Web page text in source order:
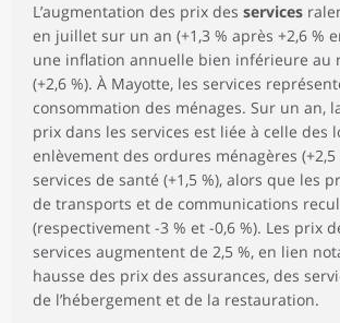
L’augmentation des prix des services
en juillet sur un an (+1,3 % après +2,6 %
une inflation annuelle bien inférieure au
(+2,6 %). À Mayotte, les services
consommation des ménages. Sur un an,
prix dans les services est liée à celle des
enlèvement des ordures ménagères (+2,5
services de santé (+1,5 %), alors que les
de transports et de communications
(respectivement -3 % et -0,6 %). Les prix
services augmentent de 2,5 %, en lien
hausse des prix des assurances, des
de l’hébergement et de la restauration.